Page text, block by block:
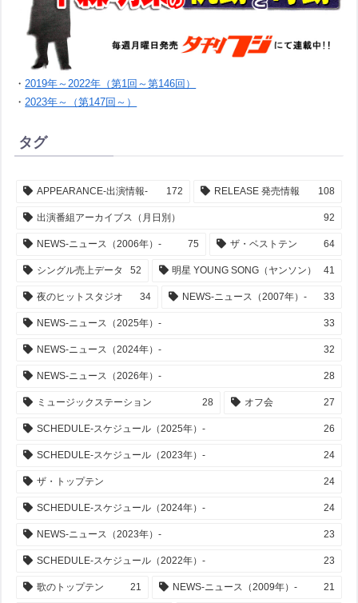
・ 2019年～2022年（第1回～第146回）
・ 2023年～（第147回～）
タグ
APPEARANCE-出演情報- 172 RELEASE 発売情報 108
出演番組アーカイブス（月日別） 92
NEWS-ニュース（2006年）- 75 ザ・ベストテン 64
シングル売上データ 52 明星 YOUNG SONG（ヤンソン） 41
夜のヒットスタジオ 34 NEWS-ニュース（2007年）- 33
NEWS-ニュース（2025年）- 33
NEWS-ニュース（2024年）- 32
NEWS-ニュース（2026年）- 28
ミュージックステーション 28 オフ会 27
SCHEDULE-スケジュール（2025年）- 26
SCHEDULE-スケジュール（2023年）- 24
ザ・トップテン 24
SCHEDULE-スケジュール（2024年）- 24
NEWS-ニュース（2023年）- 23
SCHEDULE-スケジュール（2022年）- 23
歌のトップテン 21 NEWS-ニュース（2009年）- 21